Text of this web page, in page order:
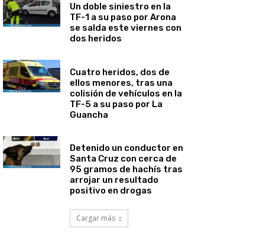
Un doble siniestro en la
TF-1 a su paso por Arona
se salda este viernes con
dos heridos
Cuatro heridos, dos de
ellos menores, tras una
colisión de vehículos en la
TF-5 a su paso por La
Guancha
Detenido un conductor en
Santa Cruz con cerca de
95 gramos de hachís tras
arrojar un resultado
positivo en drogas
Cargar más